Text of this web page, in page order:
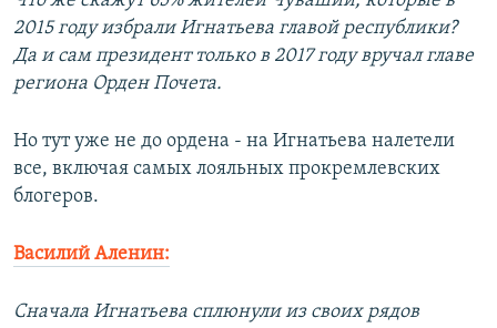
2015 году избрали Игнатьева главой республики?
Да и сам президент только в 2017 году вручал главе
региона Орден Почета.
Но тут уже не до ордена - на Игнатьева налетели
все, включая самых лояльных прокремлевских
блогеров.
Василий Аленин:
Сначала Игнатьева сплюнули из своих рядов